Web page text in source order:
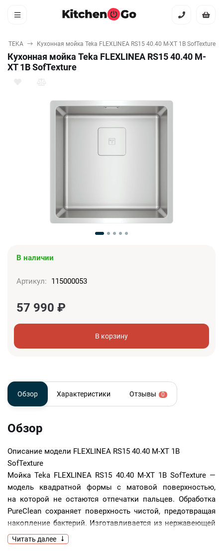
TEKA Кухонная мойка Teka FLEXLINEA RS15 40.40 M-XT 1B SofTexture
Кухонная мойка Teka FLEXLINEA RS15 40.40 M-
XT 1B SofTexture
В наличии
Артикул: 115000053
57 990 ₽
В корзину
Обзор Характеристики Отзывы 0
Обзор
Описание модели FLEXLINEA RS15 40.40 M-XT 1B
SofTexture
Мойка Teka FLEXLINEA RS15 40.40 M-XT 1B SofTexture —
модель квадратной формы с матовой поверхностью,
на которой не остаются отпечатки пальцев. Обработка
PureClean сохраняет поверхность чистой, предотвращая
накопление бактерий. Изготавливается из нержавеющей
стали AISI 304 с мягкой текстурой. Технология SilentSmart
снижает уровень шума на 50%.
Читать далее